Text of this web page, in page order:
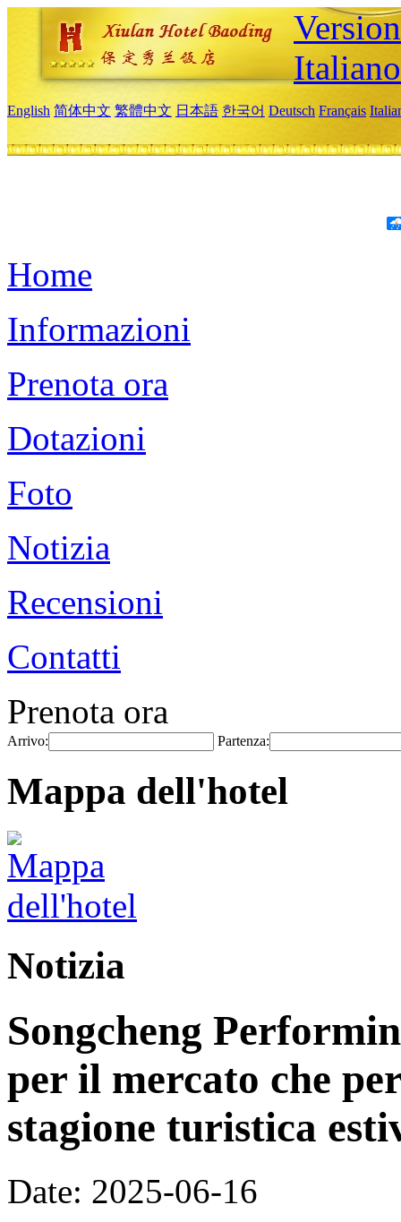
Italiano
English 简体中文 繁體中文 日本語 한국어 Deutsch Français
Home
Informazioni
Prenota ora
Dotazioni
Foto
Notizia
Recensioni
Contatti
Prenota ora
Arrivo: Partenza:
Mappa dell'hotel
Notizia
Songcheng
per il mercato che
stagione turistica
Date: 2025-06-16